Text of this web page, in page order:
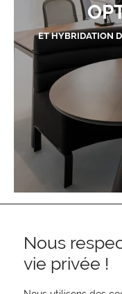
ET HYBRIDATION
Nous
vie privée !